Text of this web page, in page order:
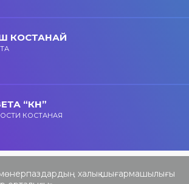
КОСТАНАЙ
“КН”
КОСТАНАЯ
халық шығармашылығы